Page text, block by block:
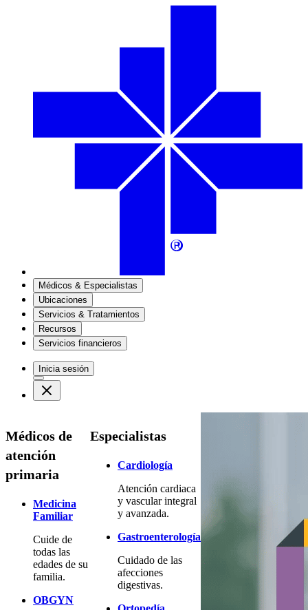
Médicos & Especialistas
Ubicaciones
Servicios & Tratamientos
Recursos
Servicios financieros
Inicia sesión
Médicos de
atención
primaria
Medicina
Familiar
Cuide de
todas las
edades de su
familia.
OBGYN
Especialistas
Cardiología
Atención cardiaca
y vascular integral
y avanzada.
Gastroenterología
Cuidado de las
afecciones
digestivas.